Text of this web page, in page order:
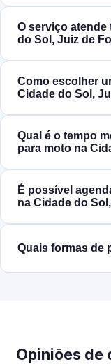
O serviço atende
do Sol, Juiz de
Como escolher
Cidade do Sol,
Qual é o tempo
para moto na
É possível
na Cidade do
Quais formas de
Opiniões de